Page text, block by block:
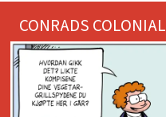
CONRADS COLONIAL